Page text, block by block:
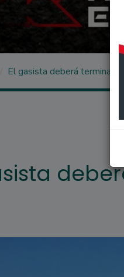
El gasista deberá terminar la